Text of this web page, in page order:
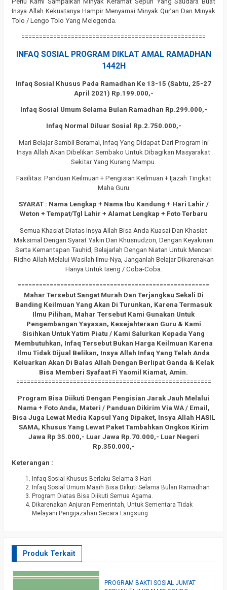
Insya Allah Kekuatanya Hampir Menyamai Minyak Qur’an Dan Minyak
Tolo / Lengo Tolo Yang Melegenda.
====================================================
INFAQ SOSIAL PROGRAM DIKLAT AMAL RAMADHAN
1442H
Infaq Sosial Khusus Pada Ramadhan Ke 13-15 (Sabtu, 25-27
April 2021) Rp.199.000,-
Infaq Sosial Umum Selama Bulan Ramadhan Rp.299.000,-
Infaq Normal Diluar Sosial Rp.2.750.000,-
Mari Belajar Sambil Beramal, Infaq Yang Didapat Dari Program Ini
Insya Allah Akan Dibelikan Sembako Untuk Dibagikan Masyarakat
Sekitar Yang Kurang Mampu.
Fasilitas: Panduan Keilmuan + Pengisian Keilmuan + Ijazah Tingkat
Maha Guru
SYARAT : Nama Lengkap + Nama Ibu Kandung + Hari Lahir /
Weton + Tempat/Tgl Lahir + Alamat Lengkap + Foto Terbaru
Semua Khasiat Diatas Insya Allah Bisa Anda Kuasai Dan Khasiat
Maksimal Dengan Syarat Yakin Dan Khusnudzon, Dengan Keyakinan
Serta Kemantapan Tauhid, Belajarlah Dengan Niatan Untuk Mencari
Ridho Allah Melalui Wasilah Ilmu-Nya, Janganlah Belajar Dikarenakan
Hanya Untuk Iseng / Coba-Coba.
======================================================
Mahar Tersebut Sangat Murah Dan Terjangkau Sekali Di
Banding Keilmuan Yang Akan Di Turunkan, Karena Termasuk
Ilmu Pilihan, Mahar Tersebut Kami Gunakan Untuk
Pengembangan Yayasan, Kesejahteraan Guru & Kami
Sisihkan Untuk Yatim Piatu / Kami Salurkan Kepada Yang
Membutuhkan, Infaq Tersebut Bukan Harga Keilmuan Karena
Ilmu Tidak Dijual Belikan, Insya Allah Infaq Yang Telah Anda
Keluarkan Akan Di Balas Allah Dengan Berlipat Ganda & Kelak
Bisa Memberi Syafaat Fi Yaomil Kiamat, Amin.
=======================================================
Program Bisa Diikuti Dengan Pengisian Jarak Jauh Melalui
Nama + Foto Anda, Materi / Panduan Dikirim Via WA / Email,
Bisa Juga Lewat Media Kapsul Yang Dipaket, Insya Allah HASIL
SAMA, Khusus Yang Lewat Paket Tambahkan Ongkos Kirim
Jawa Rp 35.000,- Luar Jawa Rp.70.000,- Luar Negeri
Rp.350.000,-
Keterangan :
Infaq Sosial Khusus Berlaku Selama 3 Hari
Infaq Sosial Umum Masih Bisa Diikuti Selama Bulan Ramadhan
Program Diatas Bisa Diikuti Semua Agama.
Dikarenakan Anjuran Pemerintah, Untuk Sementara Tidak
Melayani Pengijazahan Secara Langsung
Produk Terkait
PROGRAM BAKTI SOSIAL JUM’AT